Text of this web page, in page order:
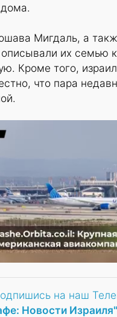
Мигдаль, а
их семью
Кроме того,
что пара
на наш
Новости Израиля"